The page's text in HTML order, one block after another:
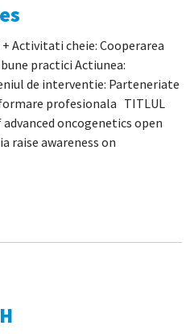
+ Activitati cheie: Cooperarea
practici Actiunea:
de interventie: Parteneriate
profesionala TITLUL
oncogenetics open
raise awareness on